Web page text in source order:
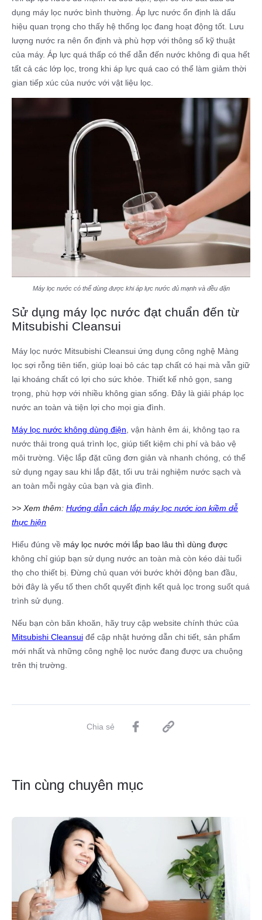
dụng máy lọc nước bình thường. Áp lực nước ổn định là dấu
hiệu quan trọng cho thấy hệ thống lọc đang hoạt động tốt. Lưu
lượng nước ra nên ổn định và phù hợp với thông số kỹ thuật
của máy. Áp lực quá thấp có thể dẫn đến nước không đi qua hết
tất cả các lớp lọc, trong khi áp lực quá cao có thể làm giảm thời
gian tiếp xúc của nước với vật liệu lọc.
Máy lọc nước có thể dùng được khi áp lực nước đủ mạnh và đều đặn
Sử dụng máy lọc nước đạt chuẩn đến từ
Mitsubishi Cleansui
Máy lọc nước Mitsubishi Cleansui ứng dụng công nghệ Màng
lọc sợi rỗng tiên tiến, giúp loại bỏ các tạp chất có hại mà vẫn giữ
lại khoáng chất có lợi cho sức khỏe. Thiết kế nhỏ gọn, sang
trọng, phù hợp với nhiều không gian sống. Đây là giải pháp lọc
nước an toàn và tiện lợi cho mọi gia đình.
Máy lọc nước không dùng điện , vận hành êm ái, không tạo ra
nước thải trong quá trình lọc, giúp tiết kiệm chi phí và bảo vệ
môi trường. Việc lắp đặt cũng đơn giản và nhanh chóng, có thể
sử dụng ngay sau khi lắp đặt, tối ưu trải nghiệm nước sạch và
an toàn mỗi ngày của bạn và gia đình.
>> Xem thêm: Hướng dẫn cách lắp máy lọc nước ion kiềm dễ
thực hiện
Hiểu đúng về máy lọc nước mới lắp bao lâu thì dùng được
không chỉ giúp bạn sử dụng nước an toàn mà còn kéo dài tuổi
thọ cho thiết bị. Đừng chủ quan với bước khởi động ban đầu,
bởi đây là yếu tố then chốt quyết định kết quả lọc trong suốt quá
trình sử dụng.
Nếu bạn còn băn khoăn, hãy truy cập website chính thức của
Mitsubishi Cleansui để cập nhật hướng dẫn chi tiết, sản phẩm
mới nhất và những công nghệ lọc nước đang được ưa chuộng
trên thị trường.
Chia sẻ
Tin cùng chuyên mục